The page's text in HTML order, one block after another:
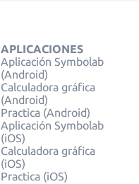
APLICACIONES
Aplicación Symbolab
(Android)
Calculadora gráfica
(Android)
Practica (Android)
Aplicación Symbolab
(iOS)
Calculadora gráfica
(iOS)
Practica (iOS)